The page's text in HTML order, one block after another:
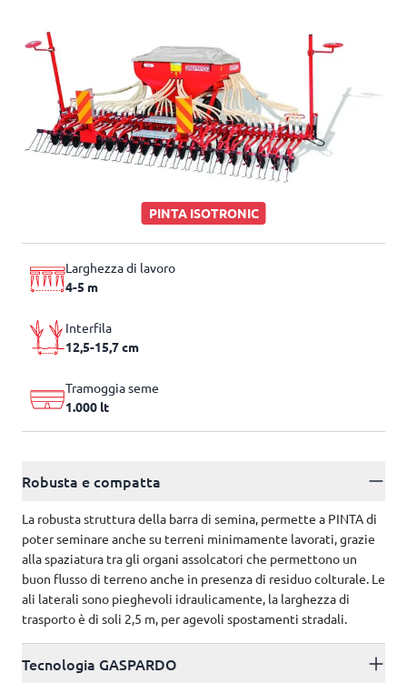
PINTA ISOTRONIC
Larghezza di lavoro
4-5 m
Interfila
12,5-15,7 cm
Tramoggia seme
1.000 lt
Robusta e compatta
La robusta struttura della barra di semina, permette a PINTA di
poter seminare anche su terreni minimamente lavorati, grazie
alla spaziatura tra gli organi assolcatori che permettono un
buon flusso di terreno anche in presenza di residuo colturale. Le
ali laterali sono pieghevoli idraulicamente, la larghezza di
trasporto è di soli 2,5 m, per agevoli spostamenti stradali.
Tecnologia GASPARDO